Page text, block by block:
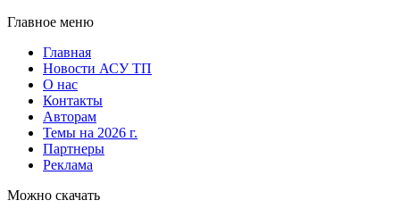
Главное меню
Главная
Новости АСУ ТП
О нас
Контакты
Авторам
Темы на 2026 г.
Партнеры
Реклама
Можно скачать